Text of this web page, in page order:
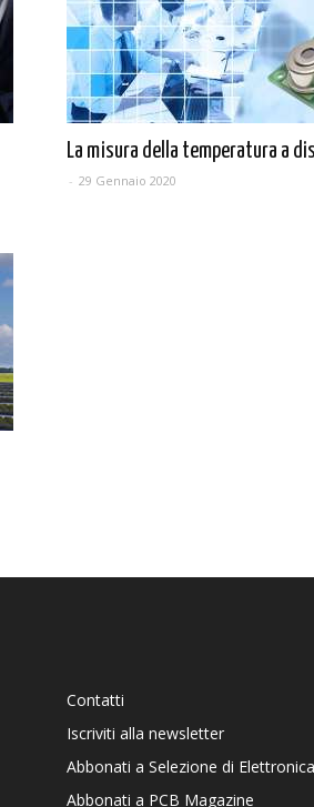
La misura della temperatura a
- 29 Gennaio 2020
Contatti
Iscriviti alla newsletter
Abbonati a Selezione di Elettronica
Abbonati a PCB Magazine